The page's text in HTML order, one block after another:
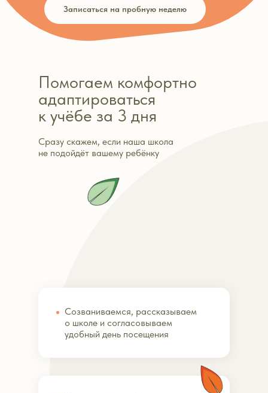
Записаться на пробную неделю
Помогаем комфортно
адаптироваться
к учёбе за 3 дня
Сразу скажем, если наша школа
не подойдёт вашему ребёнку
Созваниваемся, рассказываем
о школе и согласовываем
удобный день посещения